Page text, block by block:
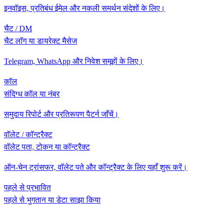
इनवॉइस, प्रतिबंध ईमेल और नकली समर्थन संदेशों के लिए।
चैट / DM
चैट लॉग या डायरेक्ट मैसेज
Telegram, WhatsApp और निवेश समूहों के लिए।
कॉल
संदिग्ध कॉल या नंबर
समुदाय रिपोर्ट और प्रतिरूपण पैटर्न जाँचें।
वॉलेट / कॉन्ट्रैक्ट
वॉलेट पता, टोकन या कॉन्ट्रैक्ट
ऑन-चेन ट्रांसफर, वॉलेट पते और कॉन्ट्रैक्ट के लिए यहाँ शुरू करें।
पहले से प्रभावित
पहले से भुगतान या डेटा साझा किया